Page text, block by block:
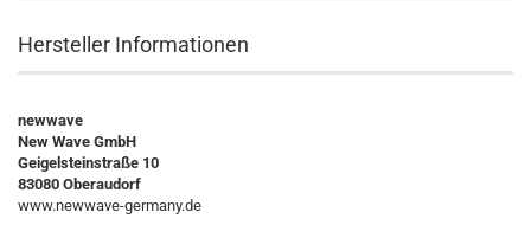
Hersteller Informationen
newwave
New Wave GmbH
Geigelsteinstraße 10
83080 Oberaudorf
www.newwave-germany.de